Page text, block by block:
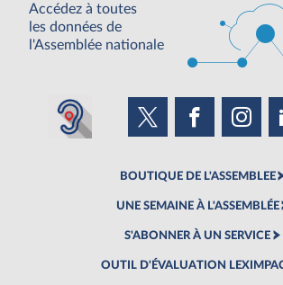
Accédez à toutes
les données de
l'Assemblée nationale
BOUTIQUE DE L'ASSEMBLEE
UNE SEMAINE À L'ASSEMBLÉE
S'ABONNER À UN SERVICE
OUTIL D'ÉVALUATION